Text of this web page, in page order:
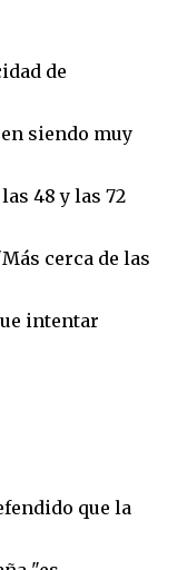
de
siendo muy
48 y las 72
cerca de las
intentar
que la